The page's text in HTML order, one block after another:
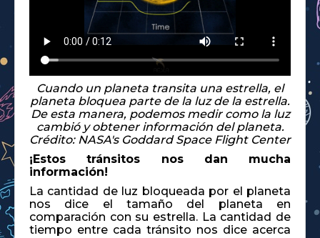
Cuando un planeta transita una estrella, el
planeta bloquea parte de la luz de la estrella.
De esta manera, podemos medir como la luz
cambió y obtener información del planeta.
Crédito: NASA's Goddard Space Flight Center
¡Estos tránsitos nos dan mucha
información!
La cantidad de luz bloqueada por el planeta
nos dice el tamaño del planeta en
comparación con su estrella. La cantidad de
tiempo entre cada tránsito nos dice acerca